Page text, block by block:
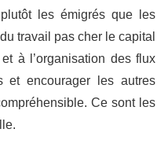
les émigrés que les
travail pas cher le capital
à l’organisation des flux
et encourager les autres
Ce sont les